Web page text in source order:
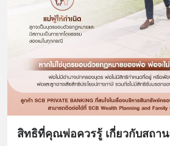
สิทธิที่คุณพ่อควรรู้ เกี่ยวกับสถา